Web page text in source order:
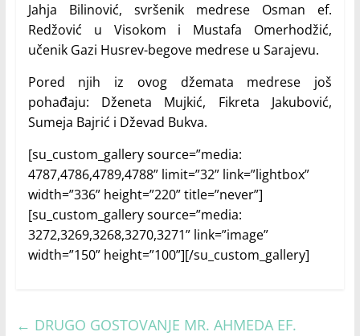
Jahja Bilinović, svršenik medrese Osman ef.
Redžović u Visokom i Mustafa Omerhodžić,
učenik Gazi Husrev-begove medrese u Sarajevu.
Pored njih iz ovog džemata medrese još
pohađaju: Dženeta Mujkić, Fikreta Jakubović,
Sumeja Bajrić i Dževad Bukva.
[su_custom_gallery source=”media:
4787,4786,4789,4788” limit=”32” link=”lightbox”
width=”336” height=”220” title=”never”]
[su_custom_gallery source=”media:
3272,3269,3268,3270,3271” link=”image”
width=”150” height=”100”][/su_custom_gallery]
← DRUGO GOSTOVANJE MR. AHMEDA EF.